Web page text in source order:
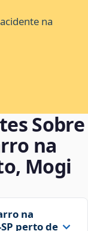
na
Sobre
na
Mogi
na
perto de